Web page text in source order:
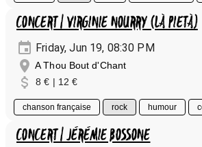
CONCERT | VIRGINIE NOURRY (LÀ PIETÀ)
Friday, Jun 19, 08:30 PM
A Thou Bout d'Chant
8 € | 12 €
chanson française rock humour
CONCERT | JÉRÉMIE BOSSONE